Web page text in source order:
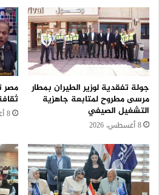
جولة تفقدية لوزير الطيران بمطار
مرسى مطروح لمتابعة جاهزية
التشغيل الصيفي
8 أغسطس، 2026
مصر
8 أغسطس، 2026